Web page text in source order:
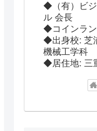
◆（有）ビ
ル 会長
◆コインラ
◆出身校: 芝
機械工学科
◆居住地: 三